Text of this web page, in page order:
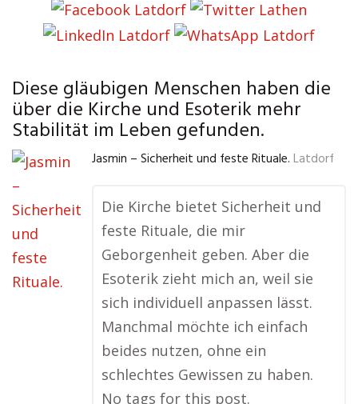
Diese gläubigen Menschen haben die
über die Kirche und Esoterik mehr
Stabilität im Leben gefunden.
Jasmin – Sicherheit und feste Rituale. Latdorf
Die Kirche bietet Sicherheit und
feste Rituale, die mir
Geborgenheit geben. Aber die
Esoterik zieht mich an, weil sie
sich individuell anpassen lässt.
Manchmal möchte ich einfach
beides nutzen, ohne ein
schlechtes Gewissen zu haben.
No tags for this post.